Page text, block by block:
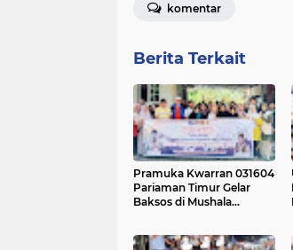
komentar
Berita Terkait
Pramuka Kwarran 031604
Pariaman Timur Gelar
Baksos di Mushala